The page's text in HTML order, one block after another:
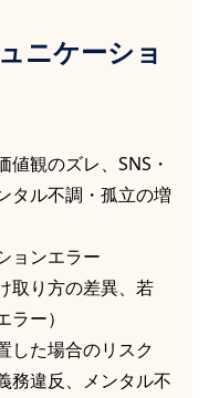
ニケーショ
値観のズレ、SNS・
タル不調・孤立の増
ョンエラー
取り方の差異、若
ー）
した場合のリスク
務違反、メンタル不